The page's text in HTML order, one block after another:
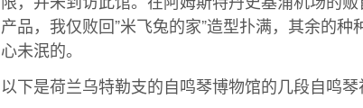
产品，我仅败回”米飞兔的家”造型扑满，其余的
心未泯的。
以下是荷兰乌特勒支的自鸣琴博物馆的几段自鸣